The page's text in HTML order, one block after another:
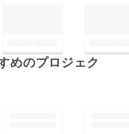
めのプロジェク